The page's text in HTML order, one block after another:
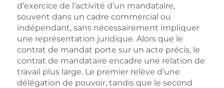
d’exercice de l’activité d’un mandataire,
souvent dans un cadre commercial ou
indépendant, sans nécessairement impliquer
une représentation juridique. Alors que le
contrat de mandat porte sur un acte précis, le
contrat de mandataire encadre une relation de
travail plus large. Le premier relève d’une
délégation de pouvoir, tandis que le second